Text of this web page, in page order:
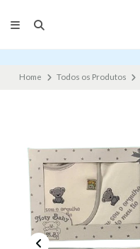
Home Todos os Produtos